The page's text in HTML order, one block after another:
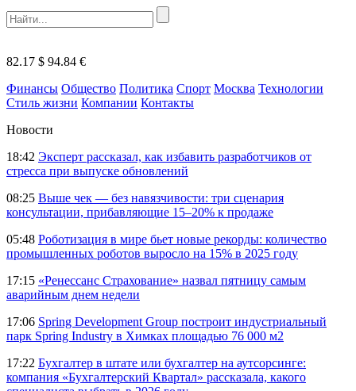
82.17 $ 94.84 €
Финансы Общество Политика Спорт Москва Технологии
Стиль жизни Компании Контакты
Новости
18:42 Эксперт рассказал, как избавить разработчиков от
стресса при выпуске обновлений
08:25 Выше чек — без навязчивости: три сценария
консультации, прибавляющие 15–20% к продаже
05:48 Роботизация в мире бьет новые рекорды: количество
промышленных роботов выросло на 15% в 2025 году
17:15 «Ренессанс Страхование» назвал пятницу самым
аварийным днем недели
17:06 Spring Development Group построит индустриальный
парк Spring Industry в Химках площадью 76 000 м2
17:22 Бухгалтер в штате или бухгалтер на аутсорсинге:
компания «Бухгалтерский Квартал» рассказала, какого